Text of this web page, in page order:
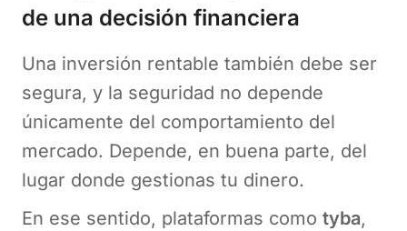
de una decisión financiera
Una inversión rentable también debe ser
segura, y la seguridad no depende
únicamente del comportamiento del
mercado. Depende, en buena parte, del
lugar donde gestionas tu dinero.
En ese sentido, plataformas como tyba,